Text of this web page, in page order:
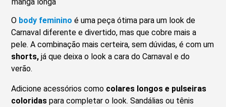
O body feminino é uma peça ótima para um look de
Carnaval diferente e divertido, mas que cobre mais a
pele. A combinação mais certeira, sem dúvidas, é com um
shorts, já que deixa o look a cara do Carnaval e do
verão.
Adicione acessórios como colares longos e pulseiras
coloridaspara completar o look. Sandálias ou tênis